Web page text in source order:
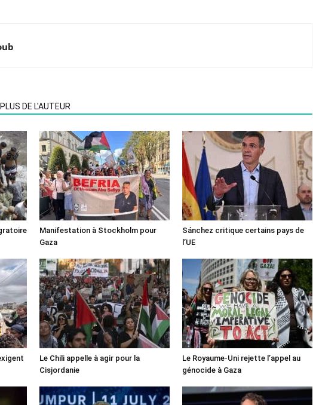
PLUS DE L'AUTEUR
Manifestation à Stockholm pour
Gaza
Sánchez critique certains pays de
l’UE
Le Chili appelle à agir pour la
Cisjordanie
Le Royaume-Uni rejette l’appel au
génocide à Gaza